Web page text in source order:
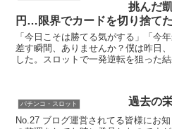
挑んだ
円…限界でカードを切り捨て
「今日こそは勝てる気がする」「今
差す瞬間、ありませんか？僕は昨日
した。スロットで一発逆転を狙った
パチンコ・スロット 過去の
No.27 ブログ運営されてる皆様にお